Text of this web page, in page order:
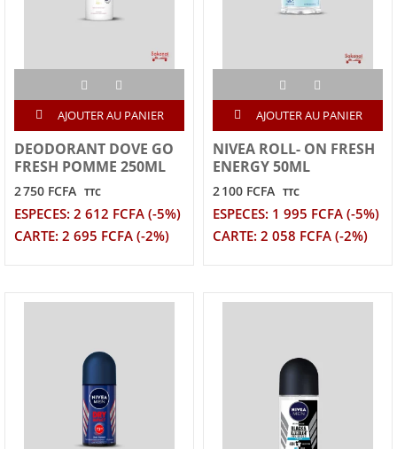
AJOUTER AU PANIER
DEODORANT DOVE GO
FRESH POMME 250ML
2 750 FCFA TTC
ESPECES: 2 612 FCFA (-5%)
CARTE: 2 695 FCFA (-2%)
AJOUTER AU PANIER
NIVEA ROLL- ON FRESH
ENERGY 50ML
2 100 FCFA TTC
ESPECES: 1 995 FCFA (-5%)
CARTE: 2 058 FCFA (-2%)